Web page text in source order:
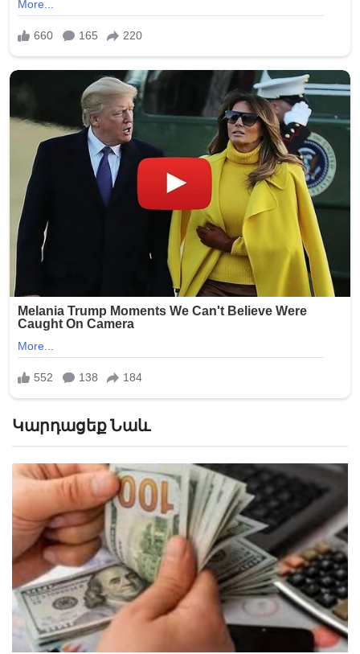
Կարդացեք Նաև
ՀՀ ղեկավարների կանանցից ավելի շատ ո՞ւմ եք
հավանում. Հարցում